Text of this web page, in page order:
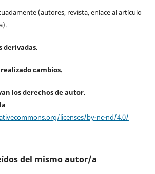
(autores, revista, enlace al artículo
derivadas.
cambios.
los derechos de autor.
licenses/by-nc-nd/4.0/
del mismo autor/a